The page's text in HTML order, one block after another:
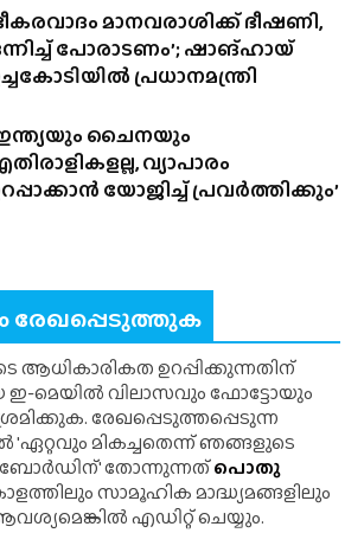
മാനവരാശിക്ക് ഭീഷണി,
പോരാടണം’; ഷാങ്‌ഹായ്‌
പ്രധാനമന്ത്രി
ചൈനയും
വ്യാപാരം
യോജിച്ച് പ്രവർത്തിക്കും’
രേഖപ്പെടുത്തുക
ആധികാരികത ഉറപ്പിക്കുന്നതിന്
ഇ-മെയിൽ വിലാസവും ഫോട്ടോയും
രേഖപ്പെടുത്തപ്പെടുന്ന
'ഏറ്റവും മികച്ചതെന്ന് ഞങ്ങളുടെ
ബോർഡിന്' തോന്നുന്നത്പൊതു
സാമൂഹിക മാദ്ധ്യമങ്ങളിലും
എഡിറ്റ് ചെയ്യും.